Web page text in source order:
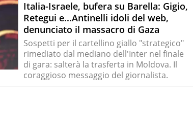
Italia-Israele, bufera su Barella: Gigio,
Retegui e...Antinelli idoli del web,
denunciato il massacro di Gaza
Sospetti per il cartellino giallo "strategico"
rimediato dal mediano dell'Inter nel finale
di gara: salterà la trasferta in Moldova. Il
coraggioso messaggio del giornalista.